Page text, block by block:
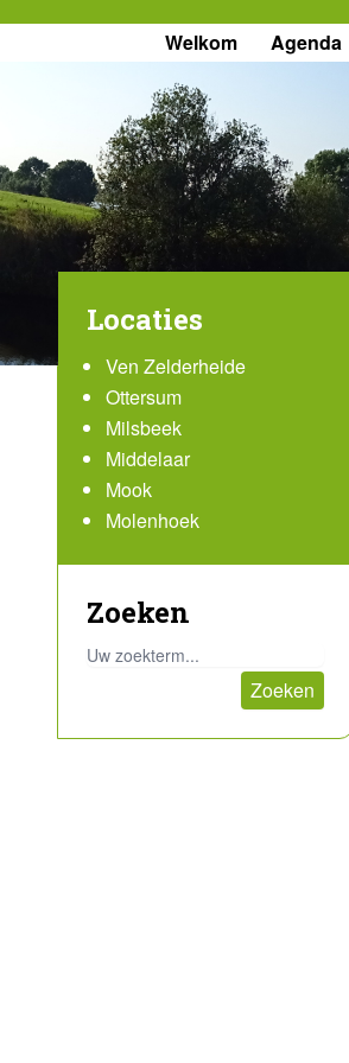
Welkom Agenda
Locaties
Ven Zelderheide
Ottersum
Milsbeek
Middelaar
Mook
Molenhoek
Zoeken